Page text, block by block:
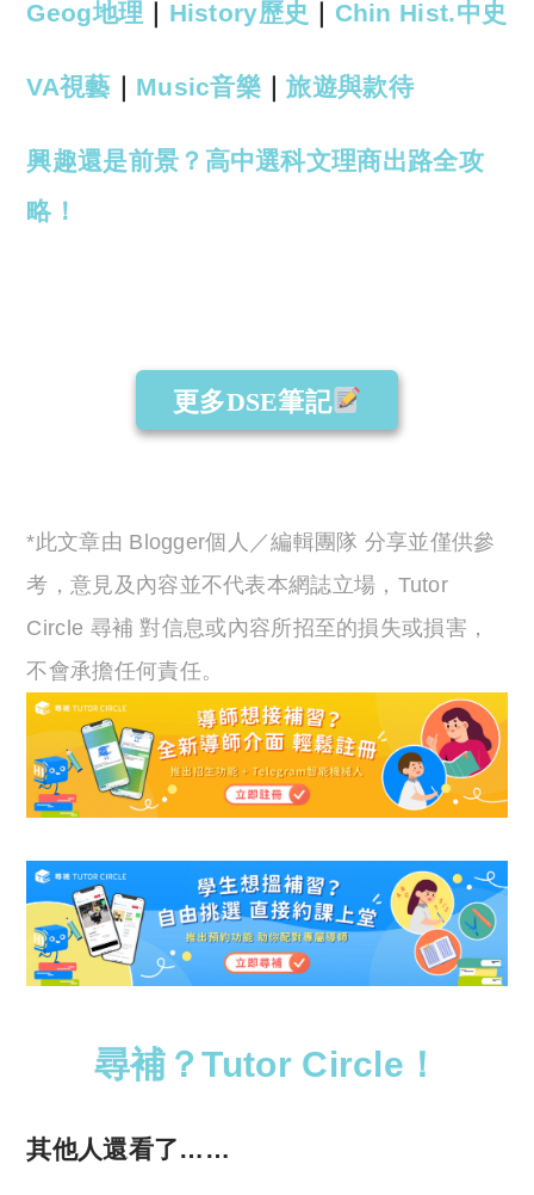
Geog地理 History歷史 Chin Hist.中史
VA視藝 Music音樂 ｜旅遊與款待
興趣還是前景？高中選科文理商出路全攻
略！
更多DSE筆記
*此文章由 Blogger個人／編輯團隊 分享並僅供參
考，意見及內容並不代表本網誌立場，Tutor
Circle 尋補 對信息或內容所招至的損失或損害，
不會承擔任何責任。
尋補？Tutor Circle！
其他人還看了……